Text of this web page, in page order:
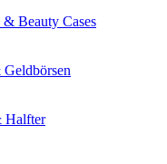
Beauty Cases
Halfter